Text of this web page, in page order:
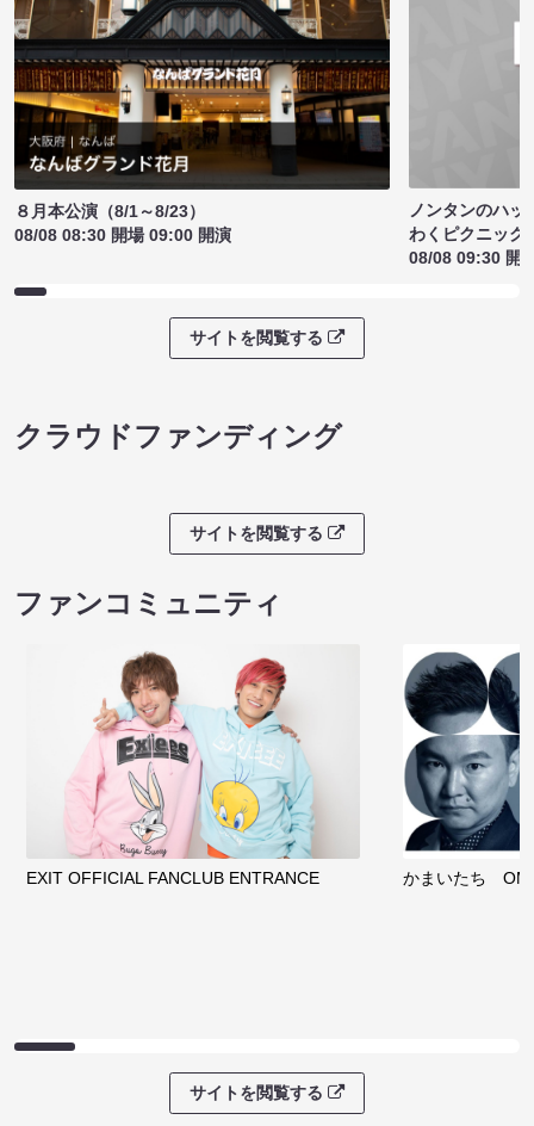
８月本公演（8/1～8/23）
08/08 08:30 開場 09:00 開演
ノンタンのハッ
わくピクニック
08/08 09:30 開
サイトを閲覧する
クラウドファンディング
サイトを閲覧する
ファンコミュニティ
EXIT OFFICIAL FANCLUB ENTRANCE かまいたち
サイトを閲覧する